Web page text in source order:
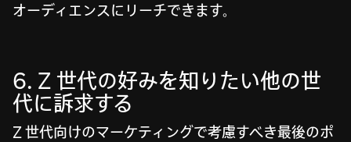
オーディエンスにリーチできます。
6. Z 世代の好みを知りたい他の世
代に訴求する
Z 世代向けのマーケティングで考慮すべき最後のポ